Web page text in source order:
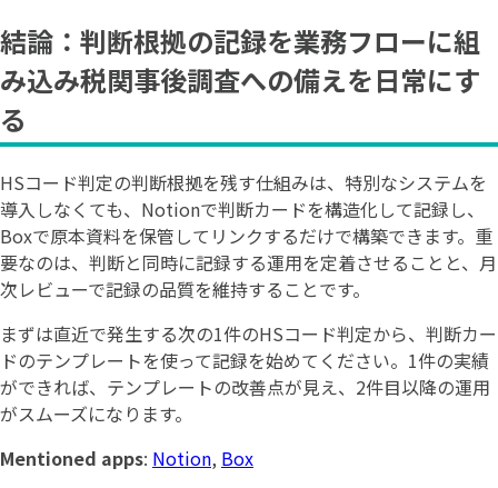
結論：判断根拠の記録を業務フローに組
み込み税関事後調査への備えを日常にす
る
HSコード判定の判断根拠を残す仕組みは、特別なシステムを
導入しなくても、Notionで判断カードを構造化して記録し、
Boxで原本資料を保管してリンクするだけで構築できます。重
要なのは、判断と同時に記録する運用を定着させることと、月
次レビューで記録の品質を維持することです。
まずは直近で発生する次の1件のHSコード判定から、判断カー
ドのテンプレートを使って記録を始めてください。1件の実績
ができれば、テンプレートの改善点が見え、2件目以降の運用
がスムーズになります。
Mentioned apps: Notion, Box